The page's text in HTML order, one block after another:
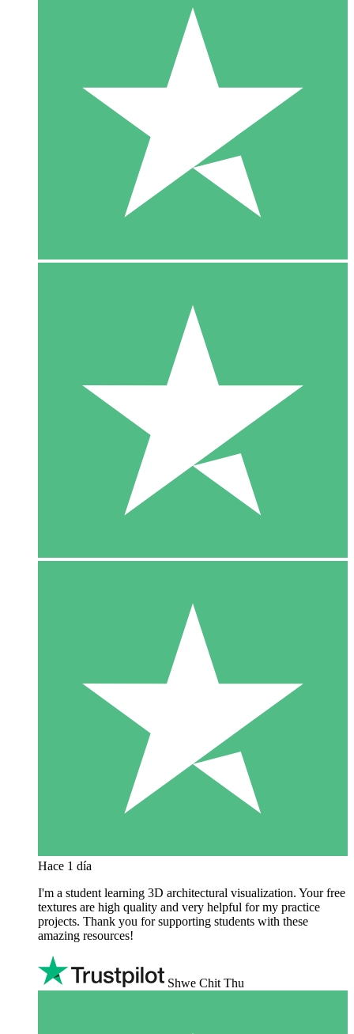
Hace 1 día
I'm a student learning 3D architectural visualization. Your free
textures are high quality and very helpful for my practice
projects. Thank you for supporting students with these
amazing resources!
Shwe Chit Thu